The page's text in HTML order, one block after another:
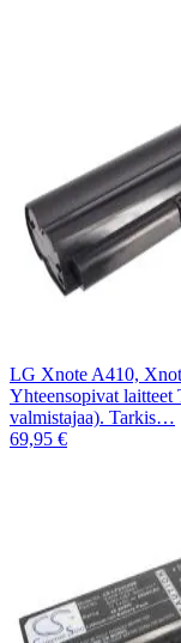
LG Xnote A410,
Yhteensopivat
valmistajaa). Tarkis…
69,95 €